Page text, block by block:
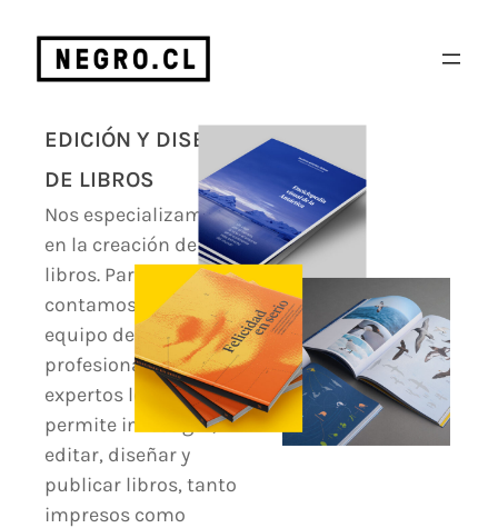
EDICIÓN Y DISEÑO
DE LIBROS
Nos especializamos
en la creación de
libros. Para ello
contamos con un
equipo de
profesionales
expertos lo que nos
permite investigar,
editar, diseñar y
publicar libros, tanto
impresos como